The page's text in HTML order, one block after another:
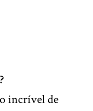
incrível de